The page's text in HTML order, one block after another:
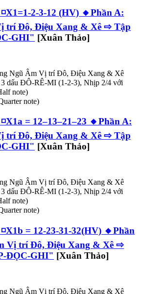
2-3-12 (HV) 🔸Phần A:
trí Đô, Điệu Xang & Xê ⇨ Tập
GHI" [Xuân Thảo]
Ngũ Âm Vị trí Đô, Điệu Xang & Xê
dấu ĐÔ-RÊ-MI (1-2-3), Nhịp 2/4 với
note)
note)
= 12–13–21–23 🔸Phần A:
trí Đô, Điệu Xang & Xê ⇨ Tập
GHI" [Xuân Thảo]
Ngũ Âm Vị trí Đô, Điệu Xang & Xê
dấu ĐÔ-RÊ-MI (1-2-3), Nhịp 2/4 với
note)
note)
= 12-23-31-32(HV) 🔸Phần
Vị trí Đô, Điệu Xang & Xê ⇨
ĐỌC-GHI" [Xuân Thảo]
Ngũ Âm Vị trí Đô, Điệu Xang & Xê